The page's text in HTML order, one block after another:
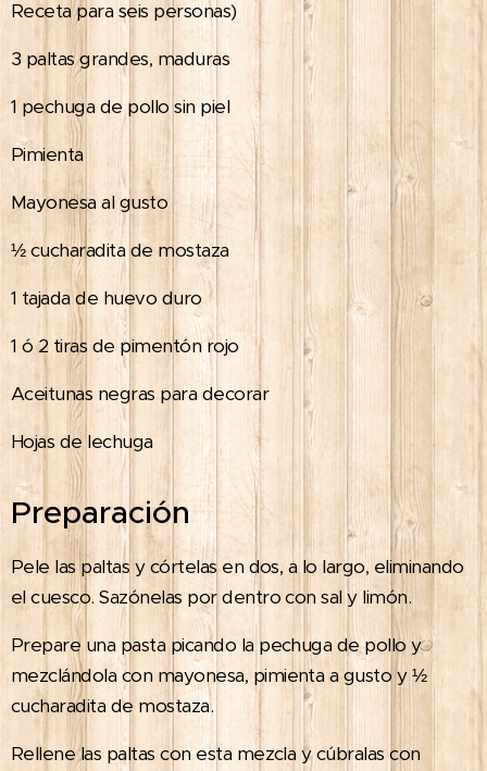
Receta para seis personas)
3 paltas grandes, maduras
1 pechuga de pollo sin piel
Pimienta
Mayonesa al gusto
½ cucharadita de mostaza
1 tajada de huevo duro
1 ó 2 tiras de pimentón rojo
Aceitunas negras para decorar
Hojas de lechuga
Preparación
Pele las paltas y córtelas en dos, a lo largo, eliminando
el cuesco. Sazónelas por dentro con sal y limón.
Prepare una pasta picando la pechuga de pollo y
mezclándola con mayonesa, pimienta a gusto y ½
cucharadita de mostaza.
Rellene las paltas con esta mezcla y cúbralas con